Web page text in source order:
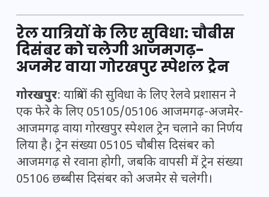
रेल यात्रियों के लिए सुविधा: चौबीस
दिसंबर को चलेगी आजमगढ़-
अजमेर वाया गोरखपुर स्पेशल ट्रेन
गोरखपुर: यात्रियों की सुविधा के लिए रेलवे प्रशासन ने
एक फेरे के लिए 05105/05106 आजमगढ़-अजमेर-
आजमगढ़ वाया गोरखपुर स्पेशल ट्रेन चलाने का निर्णय
लिया है। ट्रेन संख्या 05105 चौबीस दिसंबर को
आजमगढ़ से रवाना होगी, जबकि वापसी में ट्रेन संख्या
05106 छब्बीस दिसंबर को अजमेर से चलेगी।